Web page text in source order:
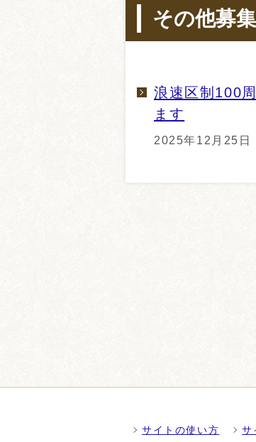
その他募集
浪速区制100
ます
2025年12月25日
サイトの使い方 サ